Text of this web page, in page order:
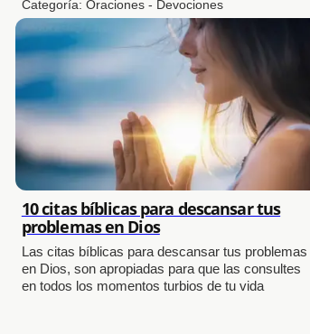
Categoría: Oraciones - Devociones
10 citas bíblicas para descansar tus
problemas en Dios
Las citas bíblicas para descansar tus problemas
en Dios, son apropiadas para que las consultes
en todos los momentos turbios de tu vida